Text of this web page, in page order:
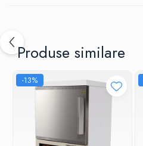
Produse similare
-13%